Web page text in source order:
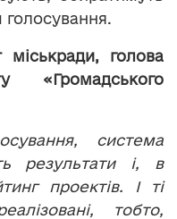
голова
«Громадського
система
результати і, в
проектів. І ті
тобто,